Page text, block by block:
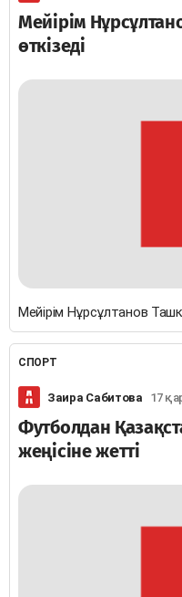
Мейірім
өткізеді
Мейірім Нұрсұлтанов
СПОРТ
Заира Сабитова 17
Футболдан
жеңісіне жетті